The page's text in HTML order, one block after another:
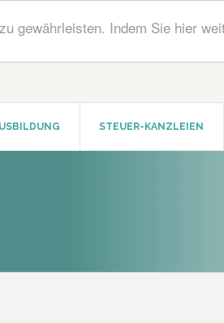
gewährleisten. Indem Sie hier
STEUER-KANZLEIEN